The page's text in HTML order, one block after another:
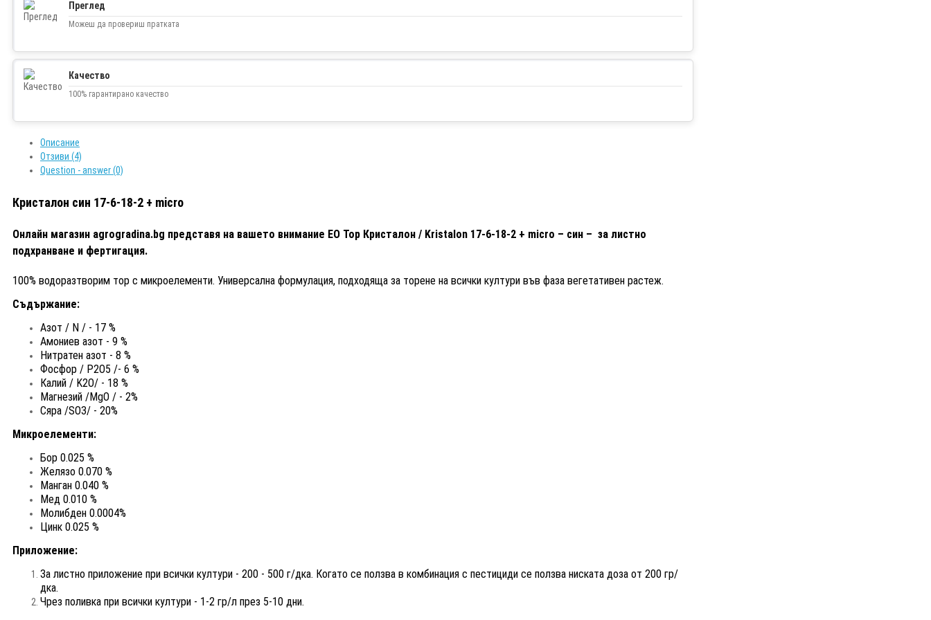
Преглед
Можеш да провериш пратката
Качество
100% гарантирано качество
Описание
Отзиви (4)
Question - answer (0)
Кристалон син 17-6-18-2 + micro
Онлайн магазин agrogradina.bg представя на вашето внимание ЕО Тор Кристалон / Kristalon 17-6-18-2 + micro – син – за листно
подхранване и фертигация.
100% водоразтворим тор с микроелементи. Универсална формулация, подходяща за торене на всички култури във фаза вегетативен растеж.
Съдържание:
Азот / N / - 17 %
Амониев азот - 9 %
Нитратен азот - 8 %
Фосфор / P2O5 /- 6 %
Калий / K2O/ - 18 %
Магнезий /MgO / - 2%
Сяра /SO3/ - 20%
Микроелементи:
Бор 0.025 %
Желязо 0.070 %
Манган 0.040 %
Мед 0.010 %
Молибден 0.0004%
Цинк 0.025 %
Приложение:
За листно приложение при всички култури - 200 - 500 г/дка. Когато се ползва в комбинация с пестициди се ползва ниската доза от 200 гр/
дка.
Чрез поливка при всички култури - 1-2 гр/л през 5-10 дни.